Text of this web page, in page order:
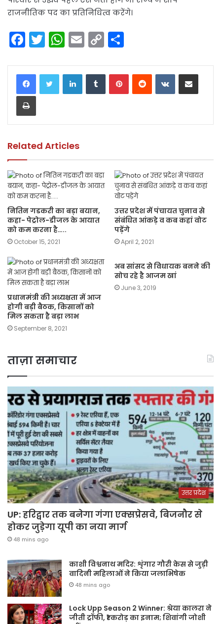
राजनीतिक पद का प्रतिनिधित्व करेंगे।
F
c
e
b
o
k
T
itt
er
W
a
ts
p
E
ai
l
C
p
y
n
ar
e
LinkedInTumblrPinterestReddit VKontakteShare via Email
Print
Related Articles
नितिन गडकरी का बड़ा बयान,
कहा- पेट्रोल-डीजल के आयात
को कम करना है…..
October 15, 2021
उत्तर प्रदेश में पंचायत चुनाव से
संबंधित आंकड़े व कब कहां वोट
पड़ेंगे
April 2, 2021
प्रधानमंत्री की अध्यक्षता में आज
होगी बड़ी बैठक, किसानों को
मिल सकता है बड़ा लाभ
September 8, 2021
अब सांसद से विधायक बनने की
सोच रहे है आजम खां
June 3, 2019
ताज़ा समाचार
उत्तर प्रदेश
UP: हरिद्वार तक बनेगा गंगा एक्सप्रेसवे, बिजनौर से
होकर जुड़ेगा यूपी का नया मार्ग
48 mins ago
काशी विश्वनाथ मदिर: शृंगार गौरी केस से जुड़ी
वादिनी महिलाओं ने किया जलाभिषेक
48 mins ago
Lock Upp Season 2 Winner: श्रेया कालरा ने
जीती ट्रॉफी, ₹1 करोड़ का इनाम; शिवांगी जोशी